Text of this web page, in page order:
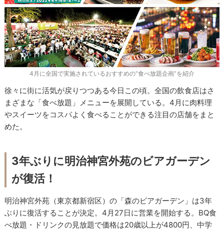
4月に全国で実施されているおすすめの“食べ放題企画”を紹介
徐々に街に活気が戻りつつある今日この頃。全国の飲食店はさ
まざまな「食べ放題」メニューを展開している。4月に肉料理
やスイーツをコスパよく食べることができる注目の店舗をまと
めた。
3年ぶりに明治神宮外苑のビアガーデン
が復活！
明治神宮外苑（東京都新宿区）の「森のビアガーデン」は3年
ぶりに復活することが決定。4月27日に営業を開始する。BQ食
べ放題・ドリンクの見放題で価格は20歳以上が4800円、中学